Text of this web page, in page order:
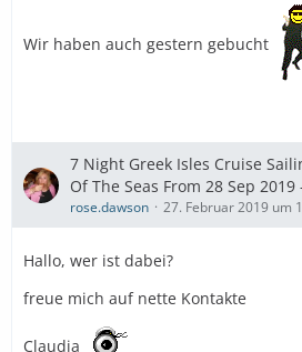
Wir haben auch gestern gebucht
7 Night Greek Isles Cruise
Of The Seas From 28 Sep
rose.dawson 27. Februar 2019 um
Hallo, wer ist dabei?
freue mich auf nette Kontakte
Claudia